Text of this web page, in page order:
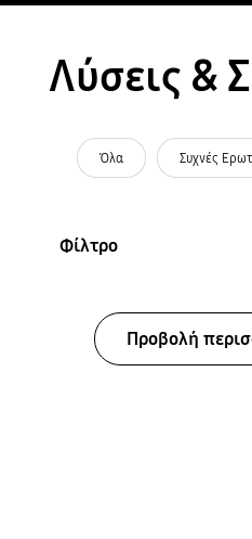
Λύσεις &
Όλα Συχνές
Φίλτρο
Προβολή